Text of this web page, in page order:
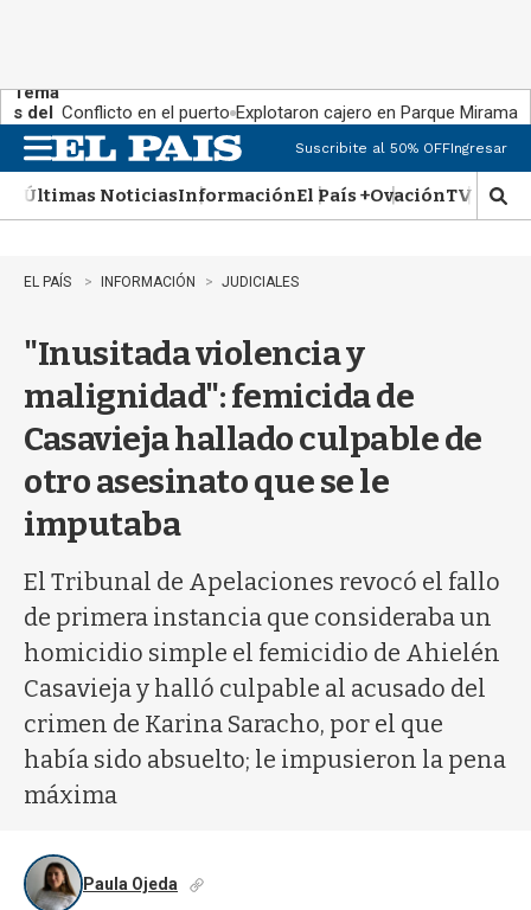
Tema
s del
día:
Conflicto en el puerto Explotaron cajero en Parque Miramar
n
u
Suscribite al 50% OFFIngresar
Últimas NoticiasInformaciónEl País +OvaciónTV Show
M
o
EL PAÍS INFORMACIÓN JUDICIALES
"Inusitada violencia y
malignidad": femicida de
Casavieja hallado culpable de
otro asesinato que se le
imputaba
El Tribunal de Apelaciones revocó el fallo
de primera instancia que consideraba un
homicidio simple el femicidio de Ahielén
Casavieja y halló culpable al acusado del
crimen de Karina Saracho, por el que
había sido absuelto; le impusieron la pena
máxima
Paula Ojeda